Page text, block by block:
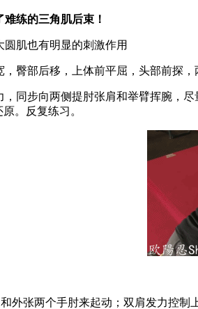
练的三角肌后束！
肌也有明显的刺激作用
，臀部后移，上体前平屈，头部前探
，同步向两侧提肘张肩和举臂挥腕，
。反复练习。
张两个手肘来起动；双肩发力控制